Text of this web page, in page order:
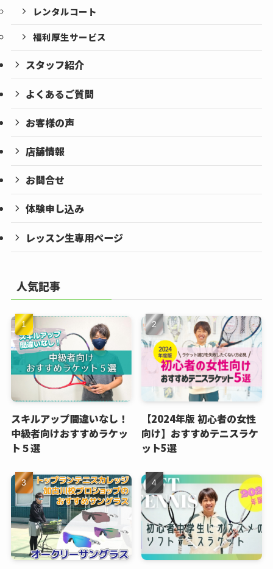
レンタルコート
福利厚生サービス
スタッフ紹介
よくあるご質問
お客様の声
店舗情報
お問合せ
体験申し込み
レッスン生専用ページ
人気記事
スキルアップ間違いなし！
中級者向けおすすめラケッ
ト５選
【2024年版 初心者の女性
向け】おすすめテニスラケ
ット5選